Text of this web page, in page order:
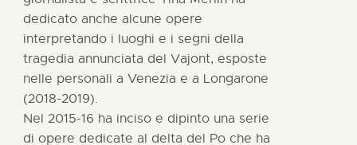
dedicato anche alcune opere
interpretando i luoghi e i segni della
tragedia annunciata del Vajont, esposte
nelle personali a Venezia e a Longarone
(2018-2019).
Nel 2015-16 ha inciso e dipinto una serie
di opere dedicate al delta del Po che ha